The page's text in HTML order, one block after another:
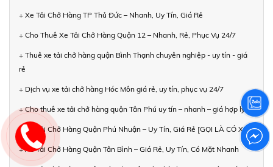
+ Xe Tải Chở Hàng TP Thủ Đức – Nhanh, Uy Tín, Giá Rẻ
+ Cho Thuê Xe Tải Chở Hàng Quận 12 – Nhanh, Rẻ, Phục Vụ 24/7
+ Thuê xe tải chở hàng quận Bình Thạnh chuyên nghiệp - uy tín - giá
rẻ
+ Dịch vụ xe tải chở hàng Hóc Môn giá rẻ, uy tín, phục vụ 24/7
+ Cho thuê xe tải chở hàng quận Tân Phú uy tín – nhanh – giá hợp lý
+ Xe Tải Chở Hàng Quận Phú Nhuận – Uy Tín, Giá Rẻ [GỌI LÀ CÓ XE]
+ Xe Tải Chở Hàng Quận Tân Bình – Giá Rẻ, Uy Tín, Có Mặt Nhanh